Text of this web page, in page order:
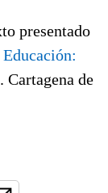
presentado
. Cartagena de